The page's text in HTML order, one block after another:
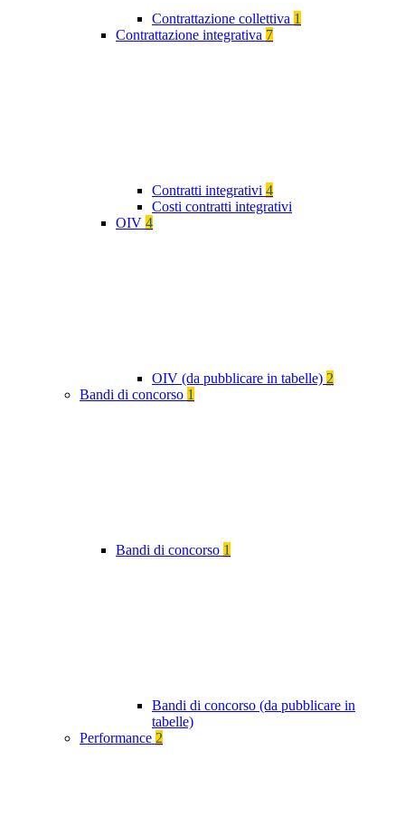
Contrattazione collettiva 1
Contrattazione integrativa 7
Contratti integrativi 4
Costi contratti integrativi
OIV 4
OIV (da pubblicare in tabelle) 2
Bandi di concorso 1
Bandi di concorso 1
Bandi di concorso (da pubblicare in
tabelle)
Performance 2